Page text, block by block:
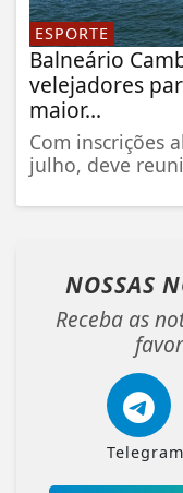
ESPORTE
Balneário
velejadores
maior...
Com inscrições
julho, deve
NOSSAS
Receba as
Telegram